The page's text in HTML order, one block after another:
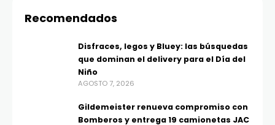
Recomendados
Disfraces, legos y Bluey: las búsquedas
que dominan el delivery para el Día del
Niño
AGOSTO 7, 2026
Gildemeister renueva compromiso con
Bomberos y entrega 19 camionetas JAC